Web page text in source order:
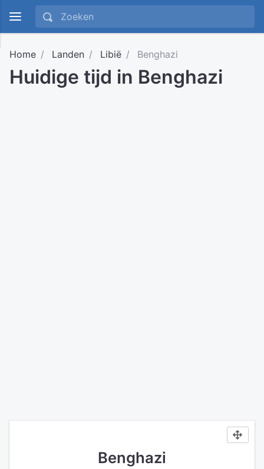
Home Landen Libië Benghazi
Huidige tijd in Benghazi
Benghazi